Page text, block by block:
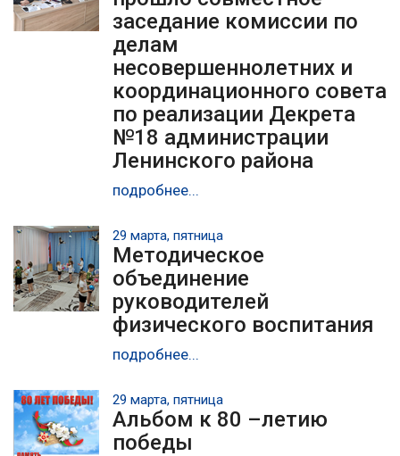
заседание комиссии по
делам
несовершеннолетних и
координационного совета
по реализации Декрета
№18 администрации
Ленинского района
подробнее...
29 марта, пятница
Методическое
объединение
руководителей
физического воспитания
подробнее...
29 марта, пятница
Альбом к 80 –летию
победы